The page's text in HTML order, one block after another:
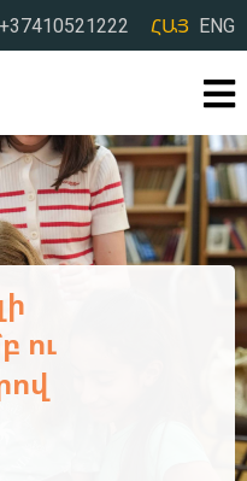
+37410521222 ՀԱՅ ENG
ու